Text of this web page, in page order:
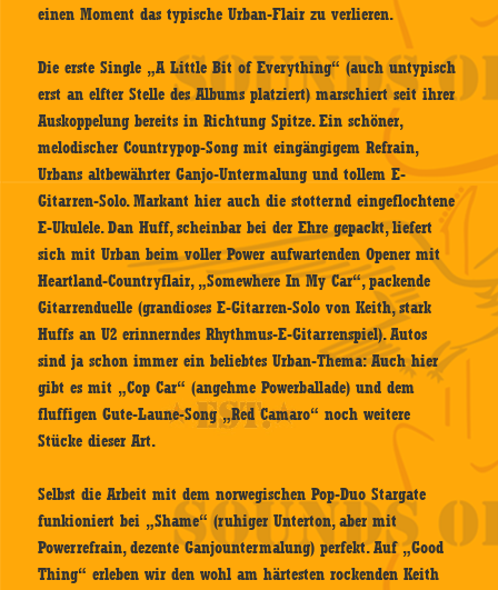
einen Moment das typische Urban-Flair zu verlieren.
Die erste Single „A Little Bit of Everything“ (auch untypisch
erst an elfter Stelle des Albums platziert) marschiert seit ihrer
Auskoppelung bereits in Richtung Spitze. Ein schöner,
melodischer Countrypop-Song mit eingängigem Refrain,
Urbans altbewährter Ganjo-Untermalung und tollem E-
Gitarren-Solo. Markant hier auch die stotternd eingeflochtene
E-Ukulele. Dan Huff, scheinbar bei der Ehre gepackt, liefert
sich mit Urban beim voller Power aufwartenden Opener mit
Heartland-Countryflair, „Somewhere In My Car“, packende
Gitarrenduelle (grandioses E-Gitarren-Solo von Keith, stark
Huffs an U2 erinnerndes Rhythmus-E-Gitarrenspiel). Autos
sind ja schon immer ein beliebtes Urban-Thema: Auch hier
gibt es mit „Cop Car“ (angehme Powerballade) und dem
fluffigen Gute-Laune-Song „Red Camaro“ noch weitere
Stücke dieser Art.
Selbst die Arbeit mit dem norwegischen Pop-Duo Stargate
funkioniert bei „Shame“ (ruhiger Unterton, aber mit
Powerrefrain, dezente Ganjountermalung) perfekt. Auf „Good
Thing“ erleben wir den wohl am härtesten rockenden Keith